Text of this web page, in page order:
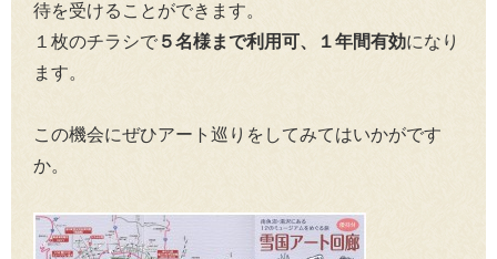
待を受けることができます。
１枚のチラシで ５名様まで利用可、１年間有効になり
ます。
この機会にぜひアート巡りをしてみてはいかがです
か。